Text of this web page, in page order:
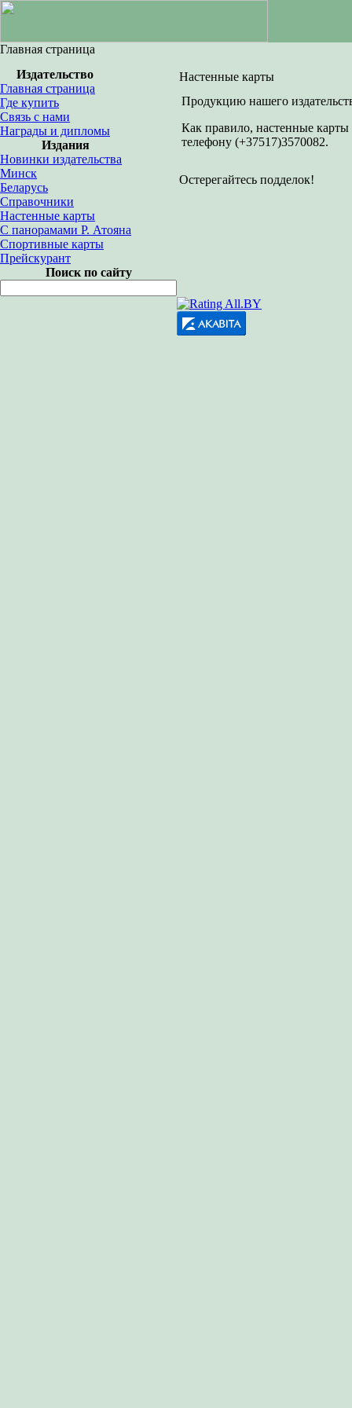
Главная страница
Издательство
Главная страница
Где купить
Связь с нами
Награды и дипломы
Издания
Новинки издательства
Минск
Беларусь
Справочники
Настенные карты
С панорамами Р. Атояна
Спортивные карты
Прейскурант
Поиск по сайту
Настенные карты
Продукцию нашего
Как правило, настенные карты
телефону (+37517)3570082.
Остерегайтесь подделок!